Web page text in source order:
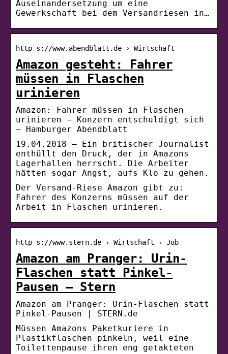
Auseinandersetzung um eine
Gewerkschaft bei dem Versandriesen in…
http s://www.abendblatt.de › Wirtschaft
Amazon gesteht: Fahrer
müssen in Flaschen
urinieren
Amazon: Fahrer müssen in Flaschen
urinieren – Konzern entschuldigt sich
– Hamburger Abendblatt
19.04.2018 — Ein britischer Journalist
enthüllt den Druck, der in Amazons
Lagerhallen herrscht. Die Arbeiter
hätten sogar Angst, aufs Klo zu gehen.
Der Versand-Riese Amazon gibt zu:
Fahrer des Konzerns müssen auf der
Arbeit in Flaschen urinieren.
http s://www.stern.de › Wirtschaft › Job
Amazon am Pranger: Urin-
Flaschen statt Pinkel-
Pausen – Stern
Amazon am Pranger: Urin-Flaschen statt
Pinkel-Pausen | STERN.de
Müssen Amazons Paketkuriere in
Plastikflaschen pinkeln, weil eine
Toilettenpause ihren eng getakteten